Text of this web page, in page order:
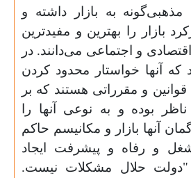
مذهبی‌گونه به بازار داشته و
بازار را بهترین و مفیدترین
و اجتماعی می‌دانند. در
که آنها خواستار محدود کردن
و مقرراتی هستند که بر
بوده و به نوعی آنها را
آنها بازار و مکانیسم حاکم
و رفاه و پیشرفت ایجاد
"دولت حلال مشکلات نیست.